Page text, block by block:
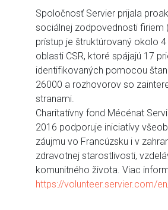
Spoločnosť Servier prijala
sociálnej zodpovednosti firiem
prístup je štruktúrovaný okolo
oblasti CSR, ktoré spájajú 17
identifikovaných pomocou
26000 a rozhovorov so
stranami.
Charitatívny fond Mécénat
2016 podporuje iniciatívy
záujmu vo Francúzsku i v
zdravotnej starostlivosti,
komunitného života. Viac
https://volunteer.servier.com/